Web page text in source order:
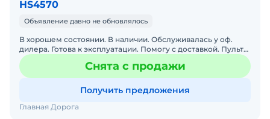
HS4570
Объявление давно не обновлялось
В хорошем состоянии. В наличии. Обслуживалась у оф.
дилера. Готова к эксплуатации. Помогу с доставкой. Пульт
дистанционного управления. Без пробега по РФ. Докум
Снята с продажи
Получить предложения
Главная Дорога